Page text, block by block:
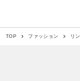
TOP ファッション リ